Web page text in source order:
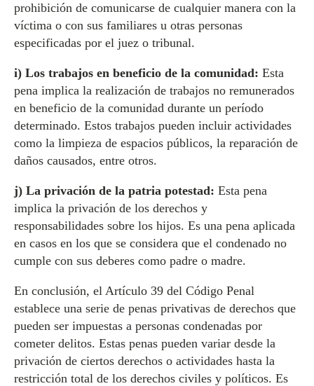
prohibición de comunicarse de cualquier manera con la
víctima o con sus familiares u otras personas
especificadas por el juez o tribunal.
i) Los trabajos en beneficio de la comunidad: Esta
pena implica la realización de trabajos no remunerados
en beneficio de la comunidad durante un período
determinado. Estos trabajos pueden incluir actividades
como la limpieza de espacios públicos, la reparación de
daños causados, entre otros.
j) La privación de la patria potestad: Esta pena
implica la privación de los derechos y
responsabilidades sobre los hijos. Es una pena aplicada
en casos en los que se considera que el condenado no
cumple con sus deberes como padre o madre.
En conclusión, el Artículo 39 del Código Penal
establece una serie de penas privativas de derechos que
pueden ser impuestas a personas condenadas por
cometer delitos. Estas penas pueden variar desde la
privación de ciertos derechos o actividades hasta la
restricción total de los derechos civiles y políticos. Es